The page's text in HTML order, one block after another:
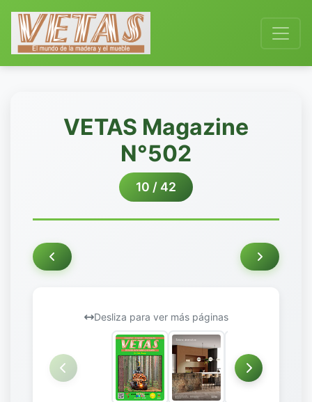
VETAS Magazine
N°502
10 / 42
Desliza para ver más páginas